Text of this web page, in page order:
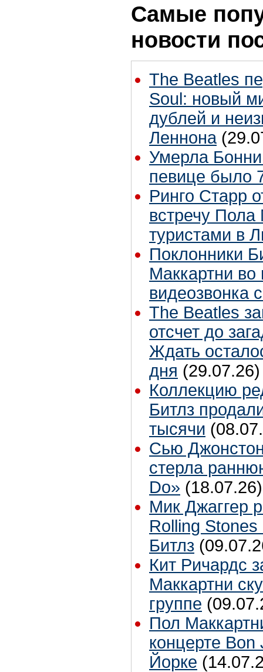
Самые
новости
The Beatles
Soul: новый
дублей и
Леннона
Умерла
певице было
Ринго Старр
встречу Пола
туристами в
Поклонники
Маккартни во
видеозвонка
The Beatles
отсчет до
Ждать
дня (29.07.26)
Коллекцию
Битлз
тысячи
Сью
стерла
Do» (18.07.26)
Мик Джаггер
Rolling Stones
Битлз
Кит Ричардс
Маккартни
группе
Пол
концерте
Йорке